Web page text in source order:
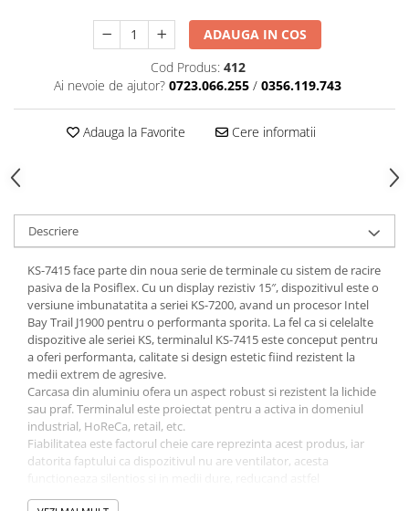
ADAUGA IN COS
Cod Produs: 412
Ai nevoie de ajutor? 0723.066.255 / 0356.119.743
Adauga la Favorite Cere informatii
Descriere
KS-7415 face parte din noua serie de terminale cu sistem de racire
pasiva de la Posiflex. Cu un display rezistiv 15″, dispozitivul este o
versiune imbunatatita a seriei KS-7200, avand un procesor Intel
Bay Trail J1900 pentru o performanta sporita. La fel ca si celelalte
dispozitive ale seriei KS, terminalul KS-7415 este conceput pentru
a oferi performanta, calitate si design estetic fiind rezistent la
medii extrem de agresive.
Carcasa din aluminiu ofera un aspect robust si rezistent la lichide
sau praf. Terminalul este proiectat pentru a activa in domeniul
industrial, HoReCa, retail, etc.
Fiabilitatea este factorul cheie care reprezinta acest produs, iar
datorita faptului ca dispozitivul nu are ventilator, acesta
defectiunile mecanice si costurile suplimentare de intretinere. De